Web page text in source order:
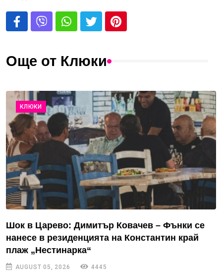
Още от Клюки
КЛЮКИ
Шок в Царево: Димитър Ковачев – Фънки се
нанесе в резиденцията на Константин край
плаж „Нестинарка“
AUGUST 05, 2026 4445